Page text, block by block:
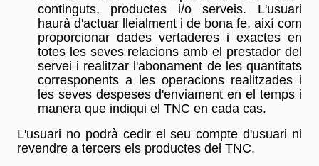
continguts, productes i/o serveis. L'usuari
haurà d'actuar lleialment i de bona fe, així com
proporcionar dades vertaderes i exactes en
totes les seves relacions amb el prestador del
servei i realitzar l'abonament de les quantitats
corresponents a les operacions realitzades i
les seves despeses d'enviament en el temps i
manera que indiqui el TNC en cada cas.
L'usuari no podrà cedir el seu compte d'usuari ni
revendre a tercers els productes del TNC.